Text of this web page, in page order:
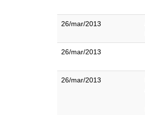
26/mar/2013
26/mar/2013
26/mar/2013